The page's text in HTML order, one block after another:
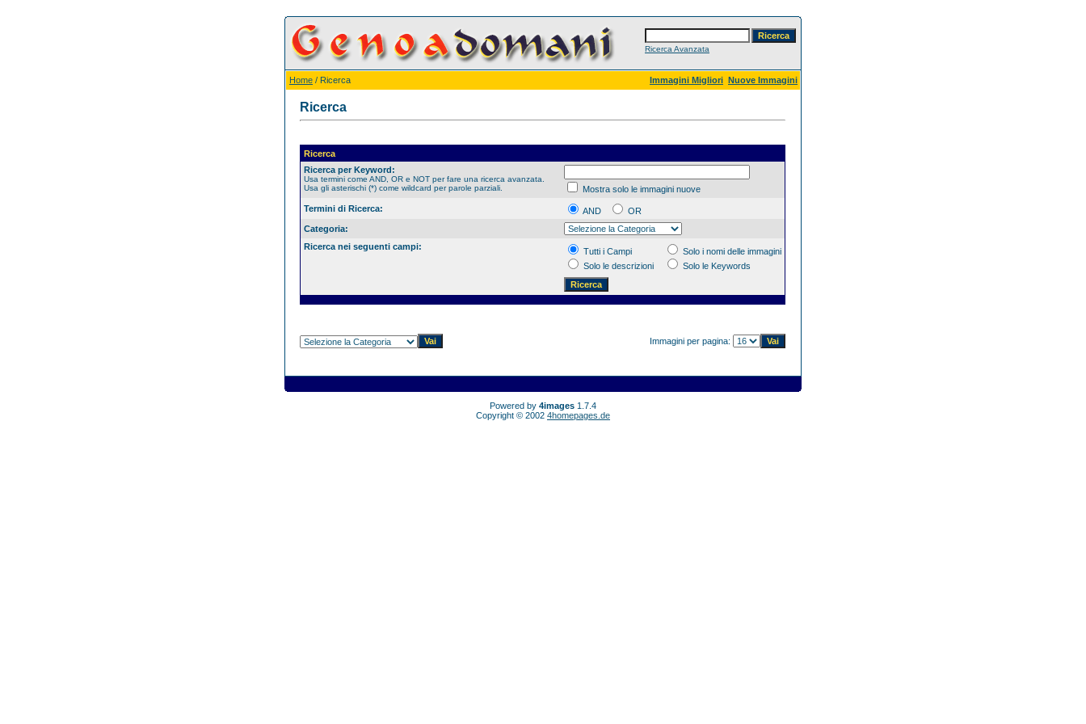
Ricerca Avanzata
Home / Ricerca Immagini Migliori Nuove Immagini
Ricerca
Ricerca
Ricerca per Keyword:
Usa termini come AND, OR e NOT per fare una ricerca avanzata.
Usa gli asterischi (*) come wildcard per parole parziali.
Mostra solo le immagini nuove
Termini di Ricerca:
AND
OR
Categoria:
Ricerca nei seguenti campi:
Tutti i Campi
Solo i nomi delle immagini
Solo le descrizioni
Solo le Keywords
Immagini per pagina:
Powered by 4images 1.7.4
Copyright © 2002 4homepages.de